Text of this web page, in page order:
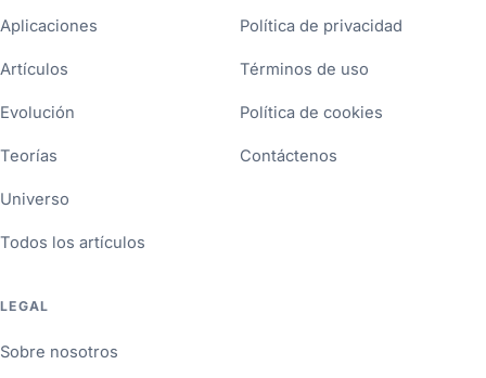
Aplicaciones
Artículos
Evolución
Teorías
Universo
Todos los artículos
Política de privacidad
Términos de uso
Política de cookies
Contáctenos
LEGAL
Sobre nosotros